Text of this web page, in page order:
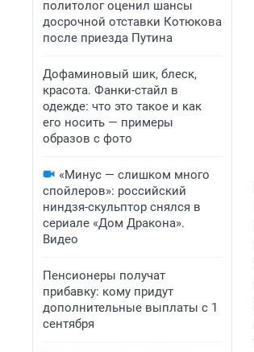
политолог оценил шансы
досрочной отставки Котюкова
после приезда Путина
Дофаминовый шик, блеск,
красота. Фанки-стайл в
одежде: что это такое и как
его носить — примеры
образов с фото
«Минус — слишком много
спойлеров»: российский
ниндзя-скульптор снялся в
сериале «Дом Дракона».
Видео
Пенсионеры получат
прибавку: кому придут
дополнительные выплаты с 1
сентября